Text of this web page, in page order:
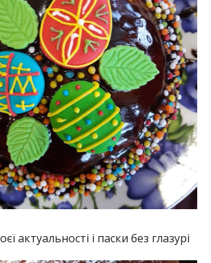
актуальності і паски без глазурі